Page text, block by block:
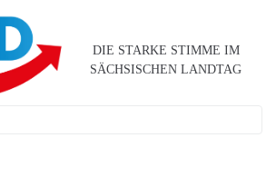
DIE STARKE STIMME IM
SÄCHSISCHEN LANDTAG